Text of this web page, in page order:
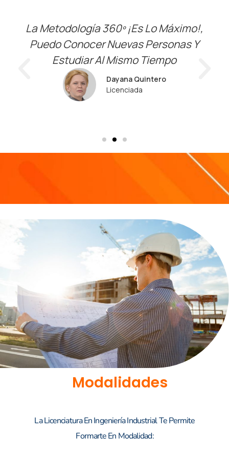
La Metodología 360º ¡es Lo Máximo!,
Puedo Conocer Nuevas Personas Y
Estudiar Al Mismo Tiempo
Dayana Quintero
Licenciada
Modalidades
La Licenciatura En Ingeniería Industrial Te Permite
Formarte En Modalidad: